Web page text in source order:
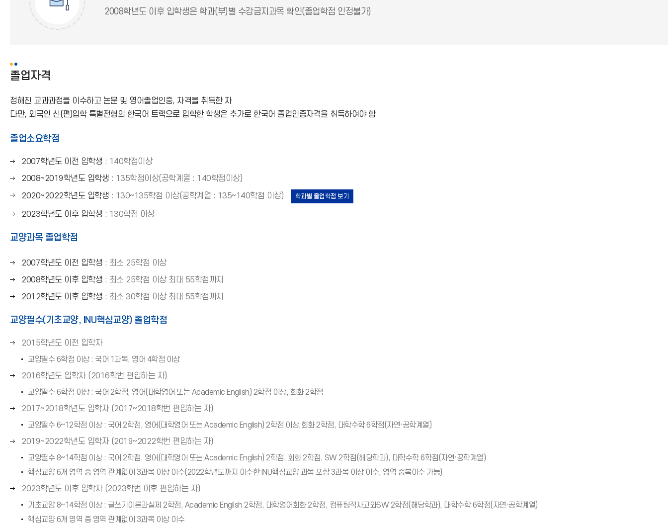
2008학년도 이후 입학생은 학과(부)별 수강금지과목 확인(졸업학점 인정불가)
졸업자격
정해진 교과과정을 이수하고 논문 및 영어졸업인증, 자격을 취득한 자
다만, 외국인 신(편)입학 특별전형의 한국어 트랙으로 입학한 학생은 추가로 한국어 졸업인증자격을 취득하여야 함
졸업소요학점
오
른
화
살
(
→
2007학년도 이전 입학생 : 140학점이상
오
화
표
→
2008~2019학년도 입학생 : 135학점이상(공학계열 : 140학점이상)
오
쪽
화
살
(
→
2020~2022학년도 입학생 : 130~135학점 이상(공학계열 : 135~140학점 이상) 학과별 졸업학점 보기
오
쪽
살
(
→
2023학년도 이후 입학생 : 130학점 이상
교양과목 졸업학점
오
른
화
표
→
)
2007학년도 이전 입학생 : 최소 25학점 이상
오
른
화
살
표
→
)
2008학년도 이후 입학생 : 최소 25학점 이상 최대 55학점까지
오
쪽
살
→
)
2012학년도 이후 입학생 : 최소 30학점 이상 최대 55학점까지
교양필수(기초교양, INU핵심교양) 졸업학점
오
화
살
(
→
)
2015학년도 이전 입학자
교양필수 6학점 이상 : 국어 1과목, 영어 4학점 이상
오
화
살
(
→
)
2016학년도 입학자 (2016학번 편입하는 자)
교양필수 6학점 이상 : 국어 2학점, 영어(대학영어 또는 Academic English) 2학점 이상, 회화 2학점
오
화
살
→
)
2017~2018학년도 입학자 (2017~2018학번 편입하는 자)
교양필수 6~12학점 이상 : 국어 2학점, 영어(대학영어 또는 Academic English) 2학점 이상,회화 2학점, 대학수학 6학점(자연·공학계열)
오
살
2019~2022학년도 입학자 (2019~2022학번 편입하는 자)
교양필수 8~14학점 이상 : 국어 2학점, 영어(대학영어 또는 Academic English) 2학점, 회화 2학점, SW 2학점(해당학과), 대학수학 6학점(자연·공학계열)
핵심교양 6개 영역 중 영역 관계없이 3과목 이상 이수(2022학년도까지 이수한 INU핵심교양 과목 포함 3과목 이상 이수, 영역 중복이수 가능)
오
2023학년도 이후 입학자 (2023학번 이후 편입하는 자)
기초교양 8~14학점 이상 : 글쓰기이론과실제 2학점, Academic English 2학점, 대학영어회화 2학점, 컴퓨팅적사고와SW 2학점(해당학과), 대학수학 6학점(자연·공학계열)
핵심교양 6개 영역 중 영역 관계없이 3과목 이상 이수